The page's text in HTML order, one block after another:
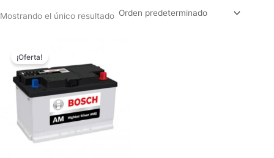
Mostrando el único resultado
¡Oferta!
era:
$789,000.00.
es:
$649,000.00.